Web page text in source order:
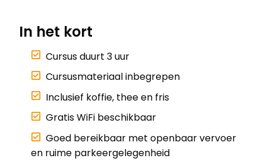
In het kort
Cursus duurt 3 uur
Cursusmateriaal inbegrepen
Inclusief koffie, thee en fris
Gratis WiFi beschikbaar
Goed bereikbaar met openbaar vervoer
en ruime parkeergelegenheid